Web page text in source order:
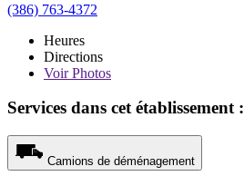
(386) 763-4372
Heures
Directions
VoirPhotos
Services dans cet établissement :
Camions de déménagement